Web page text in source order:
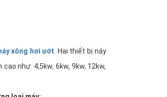
xông hơi ướt . Hai thiết bị náy
như: 4,5kw, 6kw, 9kw, 12kw,